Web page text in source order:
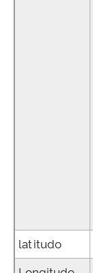
latitudo